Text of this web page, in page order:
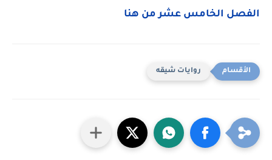
الفصل الخامس عشر من هنا
روايات شيقه